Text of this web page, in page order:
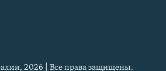
2026 | Все права защищены.